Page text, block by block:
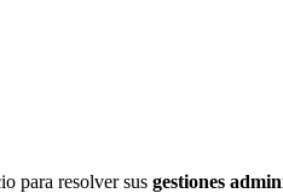
para resolver sus gestiones